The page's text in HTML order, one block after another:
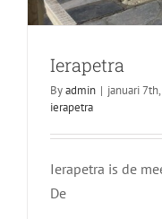
Ierapetra
Byadmin | januari
ierapetra
Ierapetra is de
De